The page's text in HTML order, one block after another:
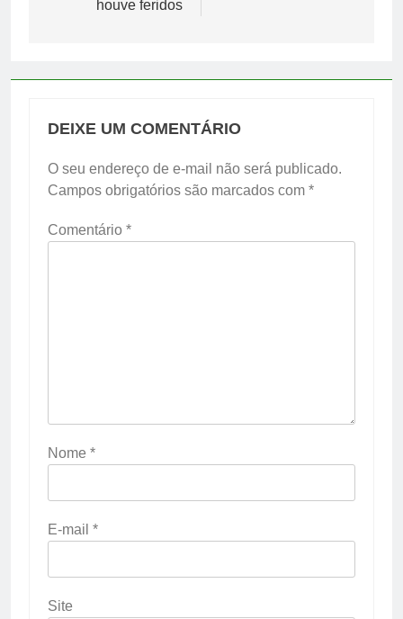
houve feridos
DEIXE UM COMENTÁRIO
O seu endereço de e-mail não será publicado.
Campos obrigatórios são marcados com *
Comentário *
Nome *
E-mail *
Site